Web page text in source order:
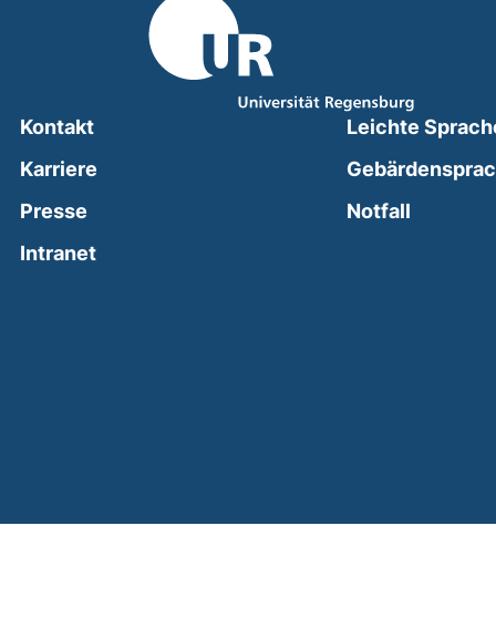
Kontakt
Karriere
Presse
Intranet(external link, opens in a new window)
Leichte
Notfall